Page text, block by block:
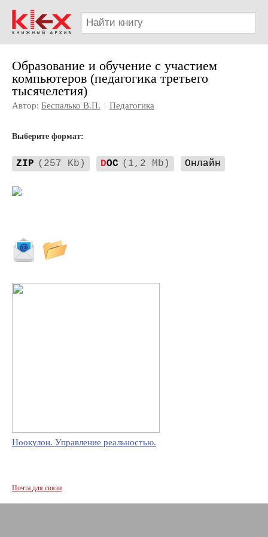
Образование и обучение с участием
компьютеров (педагогика третьего
тысячелетия)
Автор: Беспалько В.П. | Педагогика
Выберите формат:
ZIP (257 Kb) DOC (1,2 Mb) Онлайн
Ноокулон. Управление реальностью.
Почта для связи